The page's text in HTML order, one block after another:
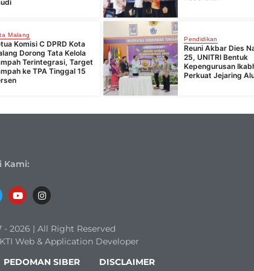
Malang
Komisi C DPRD Kota
Dorong Tata Kelola
Terintegrasi, Target
ke TPA Tinggal 15
Pendidikan
Reuni Akbar Dies
25, UNITRI Bentuk
Kepengurusan
Perkuat Jejaring
Kami:
- 2026 | All Right Reserved
Web & Application Developer
PEDOMAN SIBER DISCLAIMER